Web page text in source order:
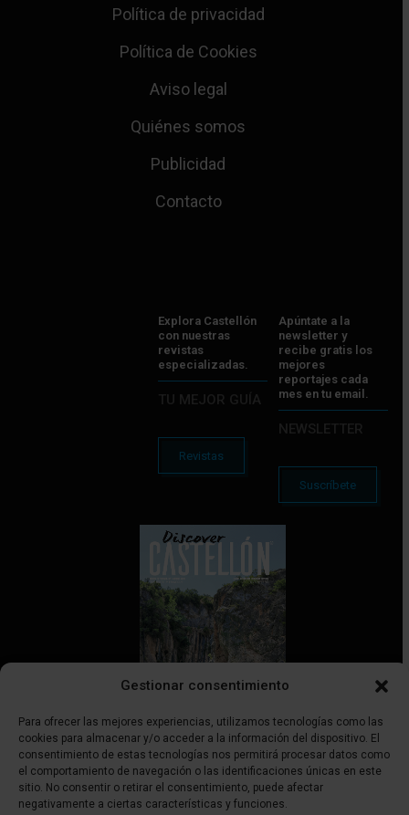
Gestionar consentimiento
Para ofrecer las mejores experiencias, utilizamos tecnologías como las
cookies para almacenar y/o acceder a la información del dispositivo. El
consentimiento de estas tecnologías nos permitirá procesar datos como
el comportamiento de navegación o las identificaciones únicas en este
sitio. No consentir o retirar el consentimiento, puede afectar
negativamente a ciertas características y funciones.
Política de privacidad
Política de Cookies
Aviso legal
Quiénes somos
Publicidad
Contacto
Explora Castellón
con nuestras
revistas
especializadas.
TU MEJOR GUÍA
Revistas
Apúntate a la
newsletter y
recibe gratis los
mejores
reportajes cada
mes en tu email.
NEWSLETTER
Suscríbete
Discover Castellón | ISSN 3045-5766